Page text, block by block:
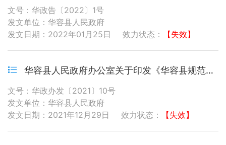
文号：华政告〔2022〕1号
发文单位：华容县人民政府
发文日期：2022年01月25日
效力状态： 【失效】
华容县人民政府办公室关于印发《华容县规范养犬管理工作实施方案》的通知
文号：华政办发〔2021〕10号
发文单位：华容县人民政府
发文日期：2021年12月29日
效力状态： 【失效】